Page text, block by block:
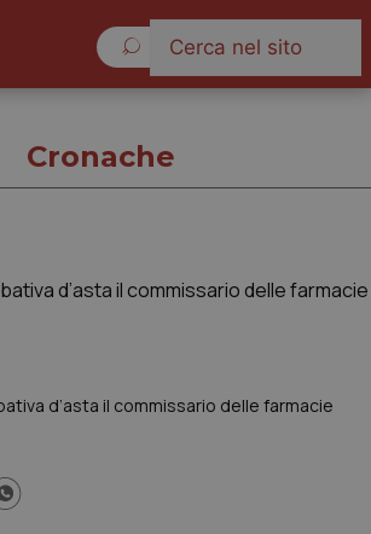
Cronache
d’asta il commissario delle farmacie